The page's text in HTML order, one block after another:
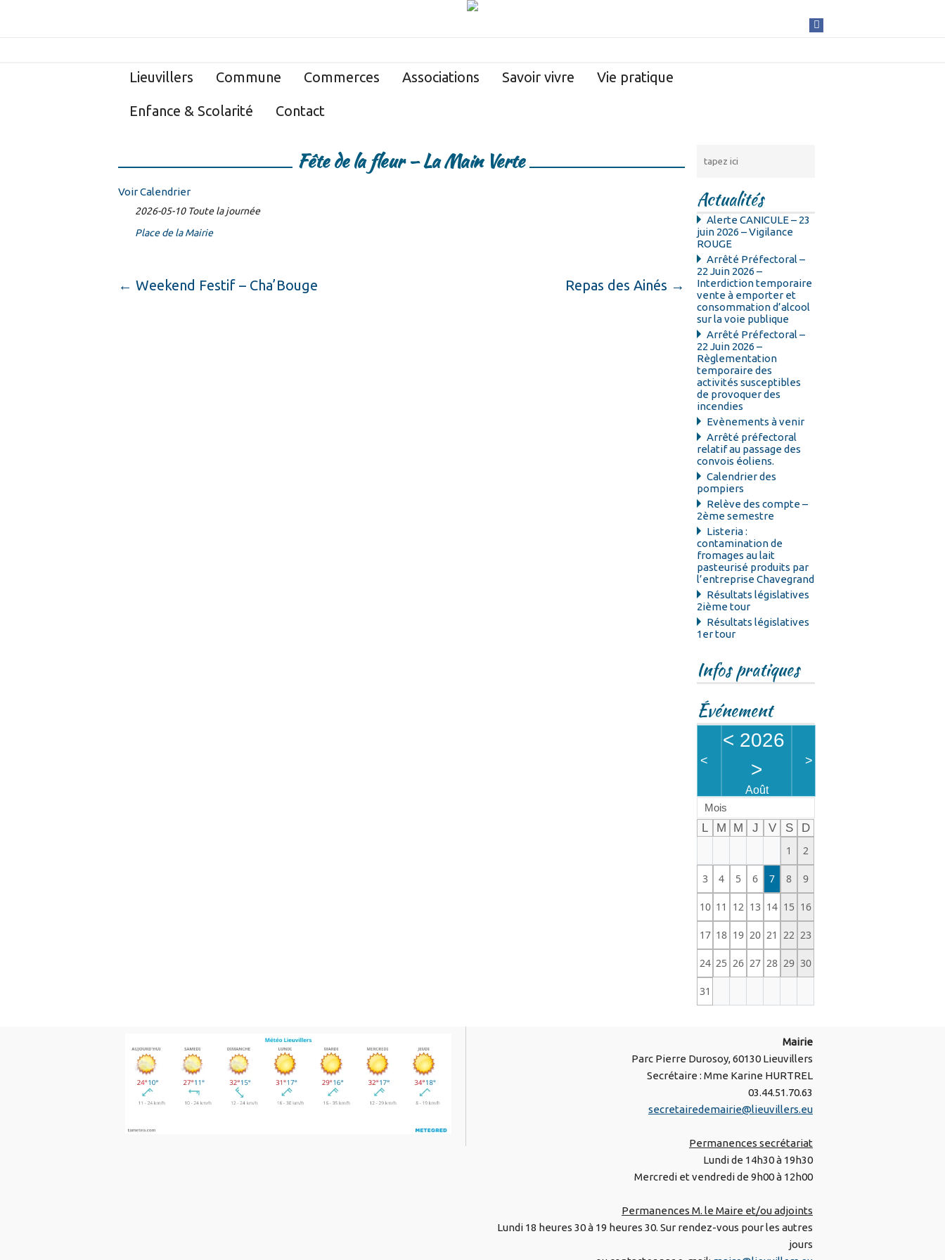
Lieuvillers Commune Commerces Associations Savoir vivre Vie pratique
Enfance & Scolarité Contact
Actualités
Alerte CANICULE – 23
juin 2026 – Vigilance
ROUGE
Arrêté Préfectoral –
22 Juin 2026 –
Interdiction temporaire
vente à emporter et
consommation d’alcool
sur la voie publique
Arrêté Préfectoral –
22 Juin 2026 –
Règlementation
temporaire des
activités susceptibles
de provoquer des
incendies
Evènements à venir
Arrêté préfectoral
relatif au passage des
convois éoliens.
Calendrier des
pompiers
Relève des compte –
2ème semestre
Listeria :
contamination de
fromages au lait
pasteurisé produits par
l’entreprise Chavegrand
Résultats législatives
2ième tour
Résultats législatives
1er tour
Infos pratiques
Événement
<
< 2026
>
Août
>
Mois
L M M J V S
D
1
2
3 4 5 6 7 8 9
10 11 12 13 14 15 16
17 18 19 20 21 22 23
24 25 26 27 28 29 30
31
Fête de la fleur – La Main Verte
Voir Calendrier
2026-05-10 Toute la journée
Place de la Mairie
← Weekend Festif – Cha’Bouge Repas des Ainés →
Mairie
Parc Pierre Durosoy, 60130 Lieuvillers
Secrétaire : Mme Karine HURTREL
03.44.51.70.63
secretairedemairie@lieuvillers.eu
Permanences secrétariat
Lundi de 14h30 à 19h30
Mercredi et vendredi de 9h00 à 12h00
Permanences M. le Maire et/ou adjoints
Lundi 18 heures 30 à 19 heures 30. Sur rendez-vous pour les autres
jours